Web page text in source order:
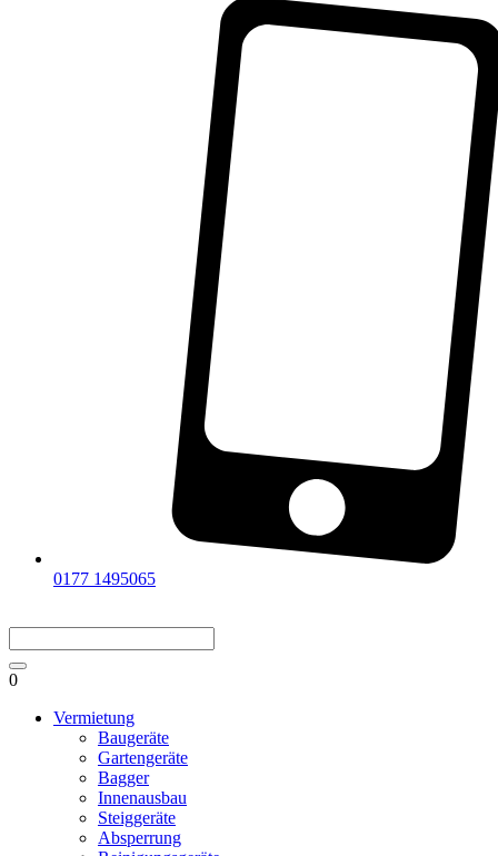
0177 1495065
0
Vermietung
Baugeräte
Gartengeräte
Bagger
Innenausbau
Steiggeräte
Absperrung